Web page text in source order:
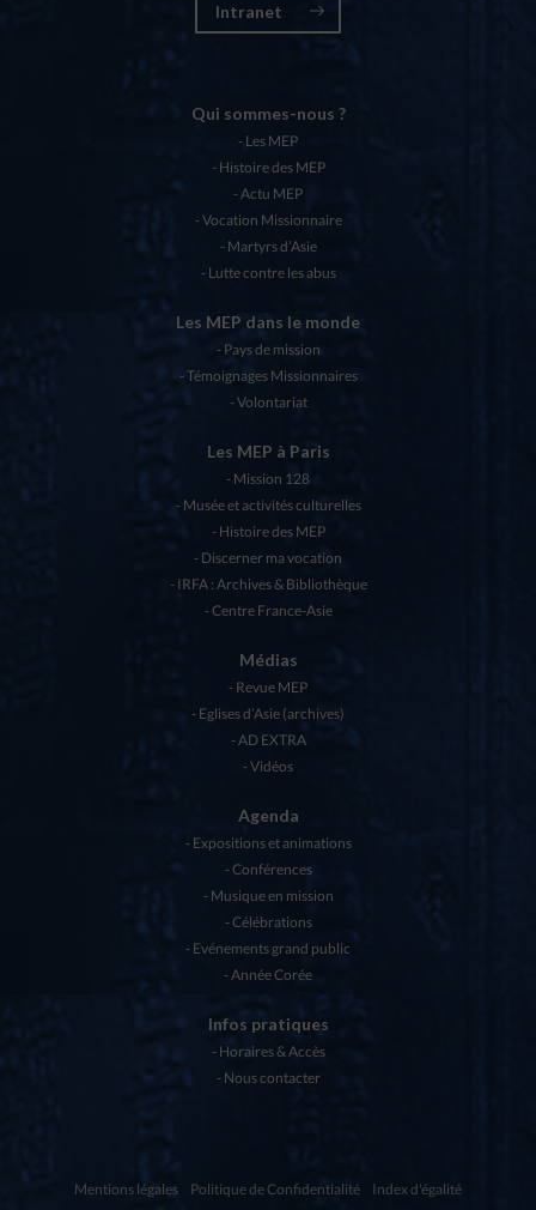
Intranet
Qui sommes-nous ?
Les MEP
Histoire des MEP
Actu MEP
Vocation Missionnaire
Martyrs d’Asie
Lutte contre les abus
Les MEP dans le monde
Pays de mission
Témoignages Missionnaires
Volontariat
Les MEP à Paris
Mission 128
Musée et activités culturelles
Histoire des MEP
Discerner ma vocation
IRFA : Archives & Bibliothèque
Centre France-Asie
Médias
Revue MEP
Eglises d’Asie (archives)
AD EXTRA
Vidéos
Agenda
Expositions et animations
Conférences
Musique en mission
Célébrations
Evénements grand public
Année Corée
Infos pratiques
Horaires & Accès
Nous contacter
Mentions légales Politique de Confidentialité
Index d'égalité